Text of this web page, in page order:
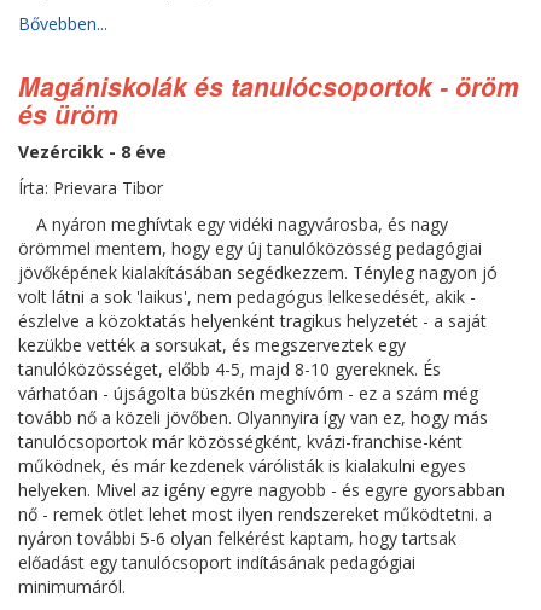
Bővebben...
Magániskolák és tanulócsoportok - öröm
és üröm
Vezércikk - 8 éve
Írta: Prievara Tibor
A nyáron meghívtak egy vidéki nagyvárosba, és nagy
örömmel mentem, hogy egy új tanulóközösség pedagógiai
jövőképének kialakításában segédkezzem. Tényleg nagyon jó
volt látni a sok 'laikus', nem pedagógus lelkesedését, akik -
észlelve a közoktatás helyenként tragikus helyzetét - a saját
kezükbe vették a sorsukat, és megszerveztek egy
tanulóközösséget, előbb 4-5, majd 8-10 gyereknek. És
várhatóan - újságolta büszkén meghívóm - ez a szám még
tovább nő a közeli jövőben. Olyannyira így van ez, hogy más
tanulócsoportok már közösségként, kvázi-franchise-ként
működnek, és már kezdenek várólisták is kialakulni egyes
helyeken. Mivel az igény egyre nagyobb - és egyre gyorsabban
nő - remek ötlet lehet most ilyen rendszereket működtetni. a
nyáron további 5-6 olyan felkérést kaptam, hogy tartsak
előadást egy tanulócsoport indításának pedagógiai
minimumáról.